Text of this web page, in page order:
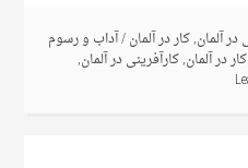
در آلمان,کار در آلمان/آداب و رسوم
کار در آلمان,کارآفرینی در آلمان,